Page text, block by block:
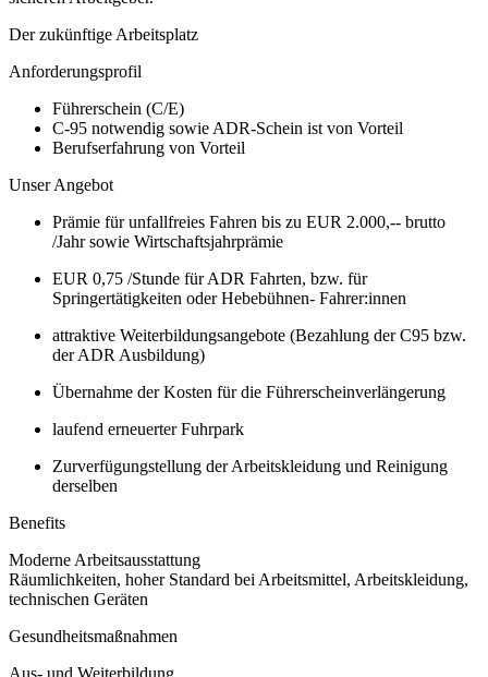
Der zukünftige Arbeitsplatz
Anforderungsprofil
Führerschein (C/E)
C-95 notwendig sowie ADR-Schein ist von Vorteil
Berufserfahrung von Vorteil
Unser Angebot
Prämie für unfallfreies Fahren bis zu EUR 2.000,-- brutto
/Jahr sowie Wirtschaftsjahrprämie
EUR 0,75 /Stunde für ADR Fahrten, bzw. für
Springertätigkeiten oder Hebebühnen- Fahrer:innen
attraktive Weiterbildungsangebote (Bezahlung der C95 bzw.
der ADR Ausbildung)
Übernahme der Kosten für die Führerscheinverlängerung
laufend erneuerter Fuhrpark
Zurverfügungstellung der Arbeitskleidung und Reinigung
derselben
Benefits
Moderne Arbeitsausstattung
Räumlichkeiten, hoher Standard bei Arbeitsmittel, Arbeitskleidung,
technischen Geräten
Gesundheitsmaßnahmen
Aus- und Weiterbildung